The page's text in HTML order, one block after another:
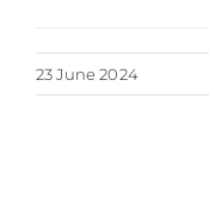
23 June 2024